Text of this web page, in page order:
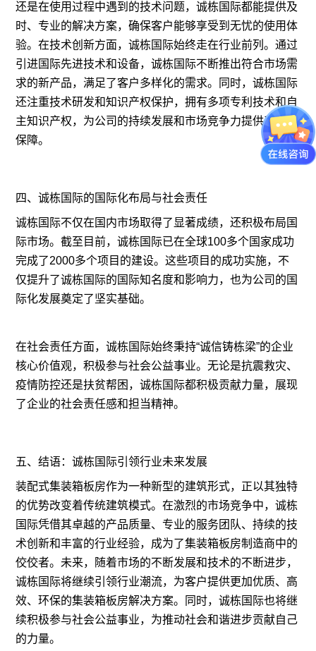
还是在使用过程中遇到的技术问题，诚栋国际都能提供及
时、专业的解决方案，确保客户能够享受到无忧的使用体
验。在技术创新方面，诚栋国际始终走在行业前列。通过
引进国际先进技术和设备，诚栋国际不断推出符合市场需
求的新产品，满足了客户多样化的需求。同时，诚栋国际
还注重技术研发和知识产权保护，拥有多项专利技术和自
主知识产权，为公司的持续发展和市场竞争力提供了有力
保障。
四、诚栋国际的国际化布局与社会责任
诚栋国际不仅在国内市场取得了显著成绩，还积极布局国
际市场。截至目前，诚栋国际已在全球100多个国家成功
完成了2000多个项目的建设。这些项目的成功实施，不
仅提升了诚栋国际的国际知名度和影响力，也为公司的国
际化发展奠定了坚实基础。
在社会责任方面，诚栋国际始终秉持“诚信铸栋梁”的企业
核心价值观，积极参与社会公益事业。无论是抗震救灾、
疫情防控还是扶贫帮困，诚栋国际都积极贡献力量，展现
了企业的社会责任感和担当精神。
五、结语：诚栋国际引领行业未来发展
装配式集装箱板房作为一种新型的建筑形式，正以其独特
的优势改变着传统建筑模式。在激烈的市场竞争中，诚栋
国际凭借其卓越的产品质量、专业的服务团队、持续的技
术创新和丰富的行业经验，成为了集装箱板房制造商中的
佼佼者。未来，随着市场的不断发展和技术的不断进步，
诚栋国际将继续引领行业潮流，为客户提供更加优质、高
效、环保的集装箱板房解决方案。同时，诚栋国际也将继
续积极参与社会公益事业，为推动社会和谐进步贡献自己
的力量。